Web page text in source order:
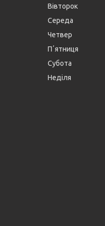
Вівторок
Середа
Четвер
Пʼятниця
Субота
Неділя